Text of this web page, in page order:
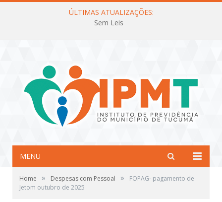
ÚLTIMAS ATUALIZAÇÕES:
Sem Leis
MENU
Home » Despesas com Pessoal »
FOPAG- pagamento de
Jetom outubro de 2025